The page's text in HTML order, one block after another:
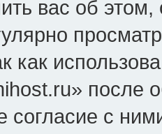
вас об
как
после
согласие с